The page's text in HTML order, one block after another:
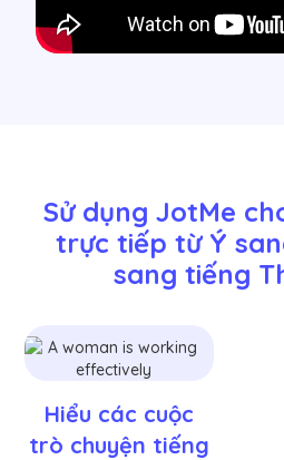
Sử dụng JotMe
trực tiếp từ Ý
sang tiếng
Hiểu các cuộc
trò chuyện tiếng